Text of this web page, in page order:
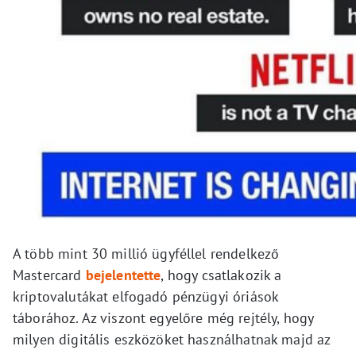
A több mint 30 millió ügyféllel rendelkező
Mastercard bejelentette, hogy csatlakozik a
kriptovalutákat elfogadó pénzügyi óriások
táborához. Az viszont egyelőre még rejtély, hogy
milyen digitális eszközöket használhatnak majd az